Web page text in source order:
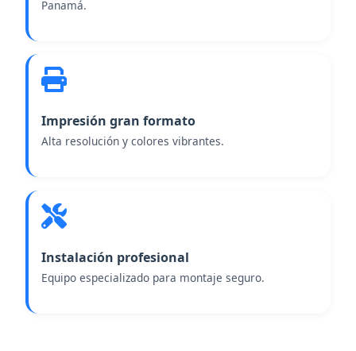
Panamá.
Impresión gran formato
Alta resolución y colores vibrantes.
Instalación profesional
Equipo especializado para montaje seguro.